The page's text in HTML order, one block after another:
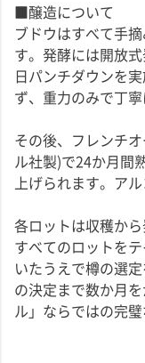
■醸造について
ブドウはすべて手
す。発酵には開放
日パンチダウンを
ず、重力のみで丁寧
その後、フレンチ
ル社製)で24か月間
上げられます。アル
各ロットは収穫か
すべてのロットを
いたうえで樽の選
の決定まで数か月
ル」ならではの完